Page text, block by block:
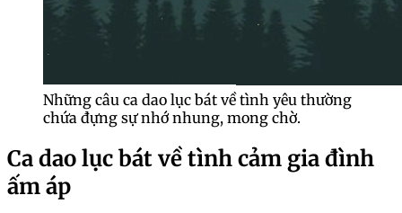
Những câu ca dao lục bát về tình yêu thường
chứa đựng sự nhớ nhung, mong chờ.
Ca dao lục bát về tình cảm gia đình
ấm áp